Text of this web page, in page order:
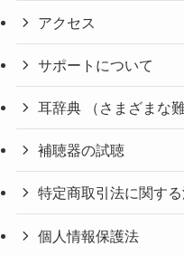
アクセス
サポートについて
耳辞典 （さまざまな
補聴器の試聴
特定商取引法に関す
個人情報保護法